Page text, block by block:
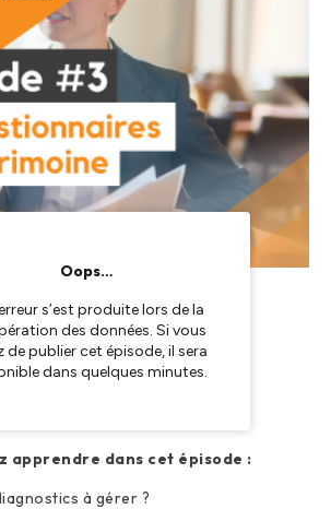
apprendre dans cet épisode :
à gérer ?